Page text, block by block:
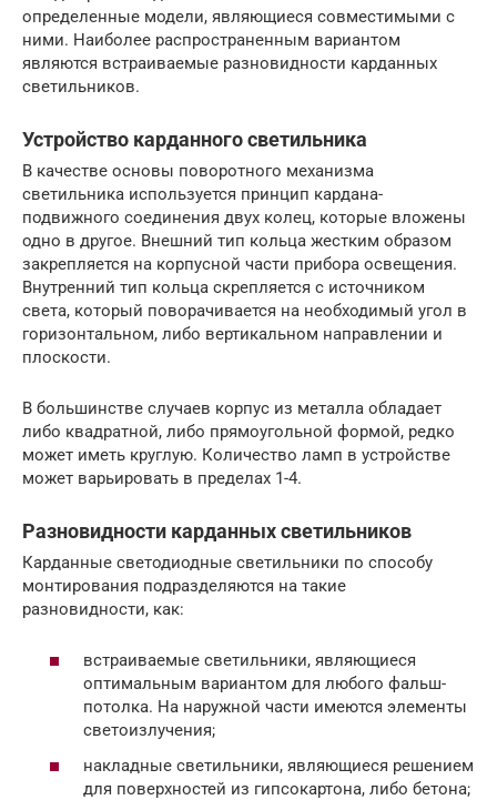
определенные модели, являющиеся совместимыми с
ними. Наиболее распространенным вариантом
являются встраиваемые разновидности карданных
светильников.
Устройство карданного светильника
В качестве основы поворотного механизма
светильника используется принцип кардана-
подвижного соединения двух колец, которые вложены
одно в другое. Внешний тип кольца жестким образом
закрепляется на корпусной части прибора освещения.
Внутренний тип кольца скрепляется с источником
света, который поворачивается на необходимый угол в
горизонтальном, либо вертикальном направлении и
плоскости.
В большинстве случаев корпус из металла обладает
либо квадратной, либо прямоугольной формой, редко
может иметь круглую. Количество ламп в устройстве
может варьировать в пределах 1-4.
Разновидности карданных светильников
Карданные светодиодные светильники по способу
монтирования подразделяются на такие
разновидности, как:
встраиваемые светильники, являющиеся
оптимальным вариантом для любого фальш-
потолка. На наружной части имеются элементы
светоизлучения;
накладные светильники, являющиеся решением
для поверхностей из гипсокартона, либо бетона;